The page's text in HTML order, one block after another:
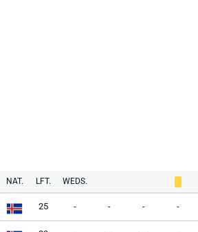
NAT. LFT. WEDS.
25 - - - -